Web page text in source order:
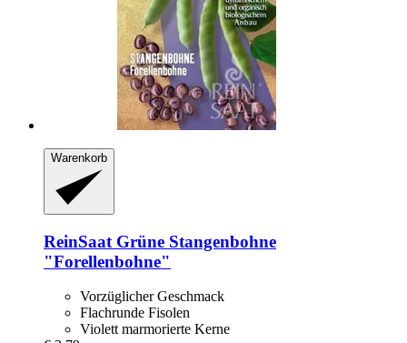
Warenkorb
ReinSaat Grüne Stangenbohne
"Forellenbohne"
Vorzüglicher Geschmack
Flachrunde Fisolen
Violett marmorierte Kerne